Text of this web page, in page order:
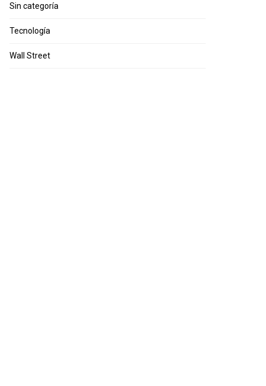
Sin categoría
Tecnología
Wall Street